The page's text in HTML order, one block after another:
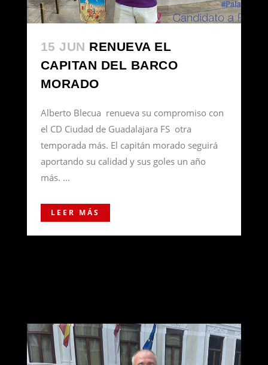
15 JUN RENUEVA EL
CAPITAN DEL BARCO
MORADO
Alberto Blecua renueva su compromiso con
el CD Ciudad de Guadalajara FS otra
temporada más. El capitán morado seguirá
aportando su calidad y sus goles un año
más. ...
LEER MÁS